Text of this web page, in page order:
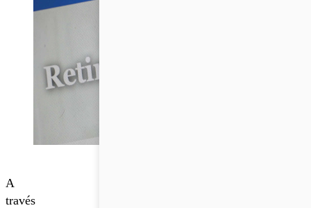
A
través